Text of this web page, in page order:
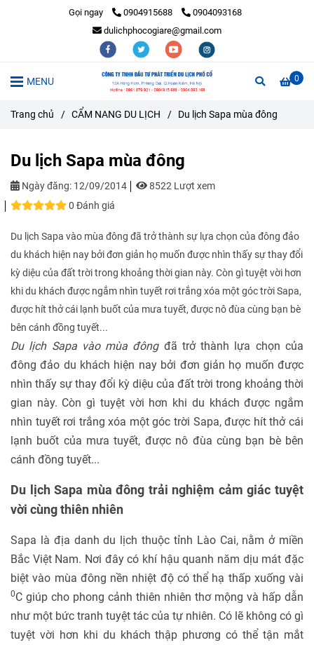
Gọi ngay 0904915688
0904093168
dulichphocogiare@gmail.com
0
MENU
Trang chủ / CẨM NANG DU LỊCH / Du lịch Sapa mùa đông
Du lịch Sapa mùa đông
Ngày đăng: 12/09/2014
8522 Lượt xem
0 Đánh giá
Du lịch Sapa vào mùa đông đã trở thành sự lựa chọn của đông đảo
du khách hiện nay bởi đơn giản họ muốn được nhìn thấy sự thay đổi
kỳ diệu của đất trời trong khoảng thời gian này. Còn gì tuyệt vời hơn
khi du khách được ngắm nhìn tuyết rơi trắng xóa một góc trời Sapa,
được hít thở cái lạnh buốt của mưa tuyết, được nô đùa cùng bạn bè
bên cánh đồng tuyết...
Du lịch Sapa vào mùa đôngđã trở thành lựa chọn của
đông đảo du khách hiện nay bởi đơn giản họ muốn được
nhìn thấy sự thay đổi kỳ diệu của đất trời trong khoảng thời
gian này. Còn gì tuyệt vời hơn khi du khách được ngắm
nhìn tuyết rơi trắng xóa một góc trời Sapa, được hít thở cái
lạnh buốt của mưa tuyết, được nô đùa cùng bạn bè bên
cánh đồng tuyết...
Du lịch Sapa mùa đông trải nghiệm cảm giác tuyệt
vời cùng thiên nhiên
Sapa là địa danh du lịch thuộc tỉnh Lào Cai, nằm ở miền
Bắc Việt Nam. Nơi đây có khí hậu quanh năm dịu mát đặc
biệt vào mùa đông nền nhiệt độ có thể hạ thấp xuống vài
0C giúp cho phong cảnh thiên nhiên thơ mộng và hấp dẫn
như một bức tranh tuyệt tác của tự nhiên. Có lẽ không có gì
tuyệt vời hơn khi du khách thập phương có thể tận mắt